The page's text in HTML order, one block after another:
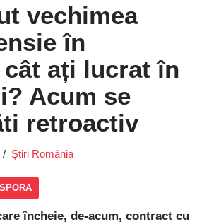
vechimea
în
cât ați lucrat în
Acum se
retroactiv
Știri România
încheie, de-acum, contract cu